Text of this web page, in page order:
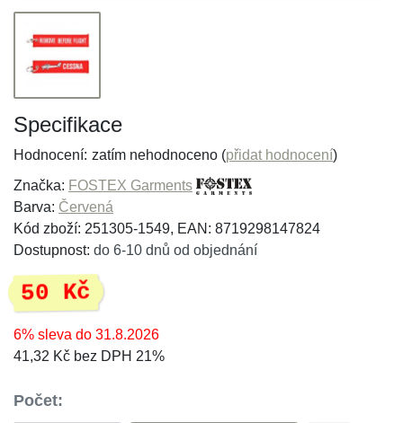
Specifikace
Hodnocení: zatím nehodnoceno (přidat hodnocení)
Značka: FOSTEX Garments
Barva: Červená
Kód zboží: 251305-1549, EAN: 8719298147824
Dostupnost: do 6-10 dnů od objednání
50 Kč
6% sleva do 31.8.2026
41,32 Kč bez DPH 21%
Počet: